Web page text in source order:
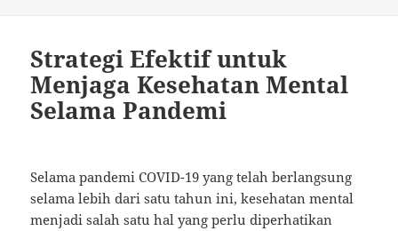
Strategi Efektif untuk
Menjaga Kesehatan Mental
Selama Pandemi
Selama pandemi COVID-19 yang telah berlangsung
selama lebih dari satu tahun ini, kesehatan mental
menjadi salah satu hal yang perlu diperhatikan